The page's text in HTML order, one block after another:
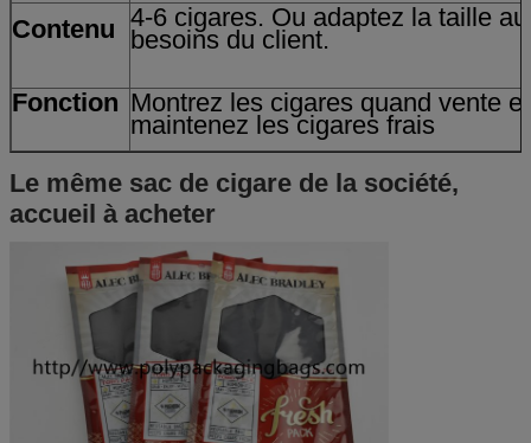
Contenu 4-6 cigares. Ou adaptez la taille
besoins du client.
Fonction Montrez les cigares quand vente et
maintenez les cigares frais
Le même sac de cigare de la société,
accueil à acheter